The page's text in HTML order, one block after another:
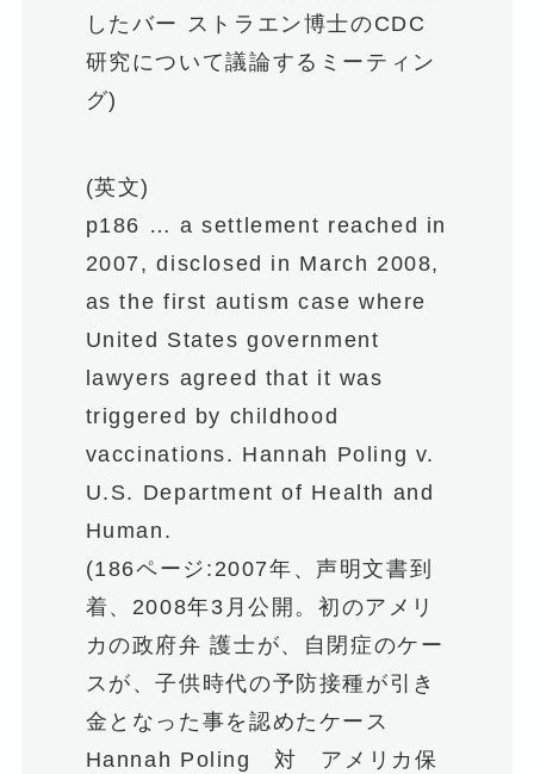
したバー ストラエン博士のCDC
研究について議論するミーティン
グ)
(英文)
p186 … a settlement reached in
2007, disclosed in March 2008,
as the first autism case where
United States government
lawyers agreed that it was
triggered by childhood
vaccinations. Hannah Poling v.
U.S. Department of Health and
Human.
(186ページ:2007年、声明文書到
着、2008年3月公開。初のアメリ
カの政府弁 護士が、自閉症のケー
スが、子供時代の予防接種が引き
金となった事を認めたケース
Hannah Poling 対 アメリカ保